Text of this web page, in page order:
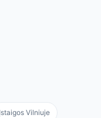
Įstaigos Vilniuje